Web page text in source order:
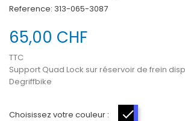
Reference: 313-065-3087
65,00 CHF
TTC
Support Quad Lock sur réservoir de frein
Degriffbike
Choisissez votre couleur :